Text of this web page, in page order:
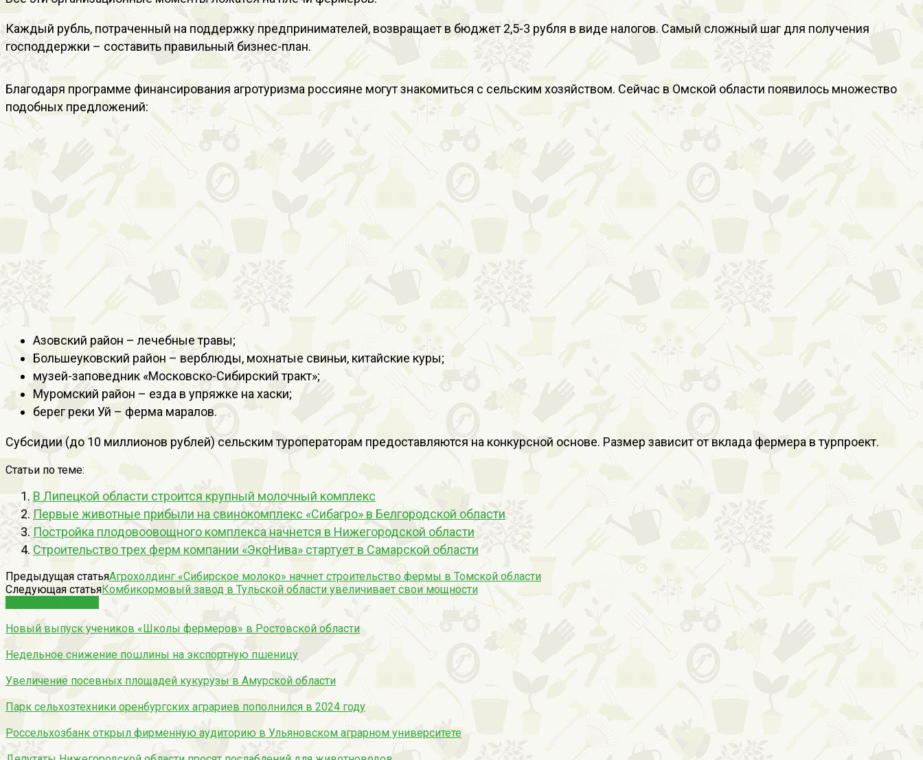
Каждый рубль, потраченный на поддержку предпринимателей, возвращает в бюджет 2,5-3 рубля в виде налогов. Самый сложный шаг для получения
господдержки – составить правильный бизнес-план.
Благодаря программе финансирования агротуризма россияне могут знакомиться с сельским хозяйством. Сейчас в Омской области появилось множество
подобных предложений:
Азовский район – лечебные травы;
Большеуковский район – верблюды, мохнатые свиньи, китайские куры;
музей-заповедник «Московско-Сибирский тракт»;
Муромский район – езда в упряжке на хаски;
берег реки Уй – ферма маралов.
Субсидии (до 10 миллионов рублей) сельским туроператорам предоставляются на конкурсной основе. Размер зависит от вклада фермера в турпроект.
Статьи по теме:
В Липецкой области строится крупный молочный комплекс
Первые животные прибыли на свинокомплекс «Сибагро» в Белгородской области
Постройка плодовоовощного комплекса начнется в Нижегородской области
Строительство трех ферм компании «ЭкоНива» стартует в Самарской области
Предыдущая статьяАгрохолдинг «Сибирское молоко» начнет строительство фермы в Томской области
Следующая статьяКомбикормовый завод в Тульской области увеличивает свои мощности
Новый выпуск учеников «Школы фермеров» в Ростовской области
Недельное снижение пошлины на экспортную пшеницу
Увеличение посевных площадей кукурузы в Амурской области
Парк сельхозтехники оренбургских аграриев пополнился в 2024 году
Россельхозбанк открыл фирменную аудиторию в Ульяновском аграрном университете